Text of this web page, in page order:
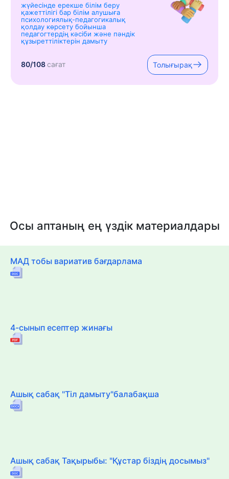
жүйесінде ерекше білім беру
қажеттілігі бар білім алушыға
психологиялық-педагогикалық
қолдау көрсету бойынша
педагогтердің кәсіби және пәндік
құзыреттіліктерін дамыту
80/108сағат Толығырақ
Осы аптаның ең үздік материалдары
МАД тобы вариатив бағдарлама
4-сынып есептер жинағы
Ашық сабақ "Тіл дамыту"балабақша
Ашық сабақ Тақырыбы: "Құстар біздің досымыз"